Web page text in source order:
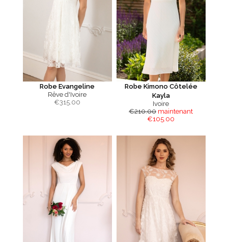
Robe Evangeline
Rêve d'Ivoire
€315.00
Robe Kimono Côtelée
Kayla
Ivoire
€210.00 maintenant
€105.00